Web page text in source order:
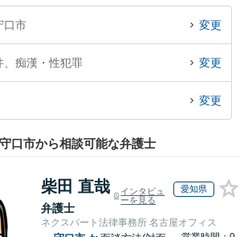
正作弁護士のプロフィール情報や弁護士費用、強み
『守口市で土日や夜間に発生した痴漢・性犯罪のト
相談予約したい』などでお困りの相談者さんにおす
口市 変更
、痴漢・性犯罪 変更
変更
口市から相談可能な弁護士
柴田 直哉
弁護士
インタビュ
ーを見る
愛知県
ネクスパート法律事務所 名古屋オフィス